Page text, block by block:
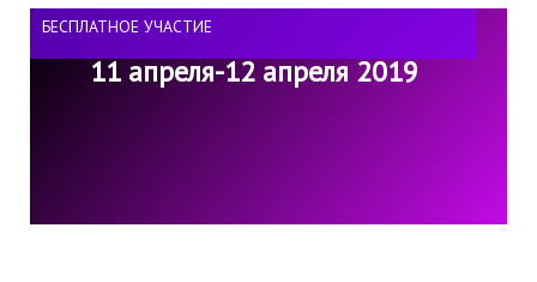
БЕСПЛАТНОЕ УЧАСТИЕ
11 апреля-12 апреля 2019